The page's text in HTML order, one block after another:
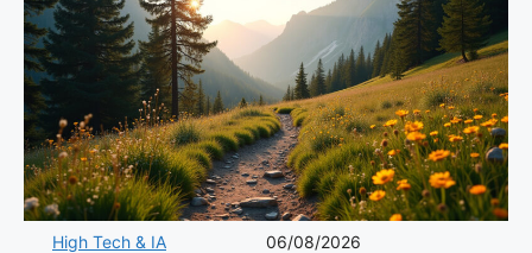
High Tech & IA 06/08/2026